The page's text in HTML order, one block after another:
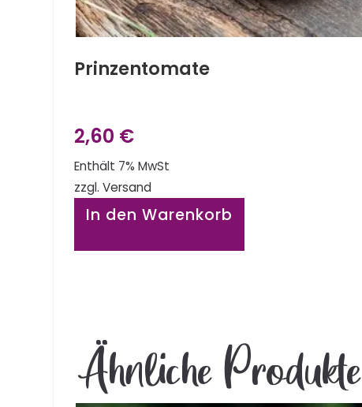
Prinzentomate
2,60 €
Enthält 7% MwSt
zzgl.Versand
In den Warenkorb
Ähnliche Produkte